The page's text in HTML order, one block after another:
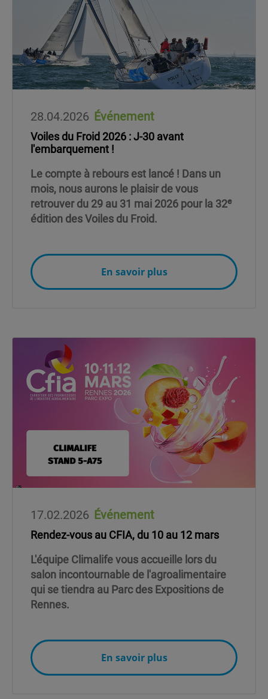
28.04.2026 Événement
Voiles du Froid 2026 : J-30 avant
l'embarquement !
Le compte à rebours est lancé ! Dans un
mois, nous aurons le plaisir de vous
retrouver du 29 au 31 mai 2026 pour la 32ᵉ
édition des Voiles du Froid.
En savoir plus
17.02.2026 Événement
Rendez-vous au CFIA, du 10 au 12 mars
L'équipe Climalife vous accueille lors du
salon incontournable de l'agroalimentaire
qui se tiendra au Parc des Expositions de
Rennes.
En savoir plus